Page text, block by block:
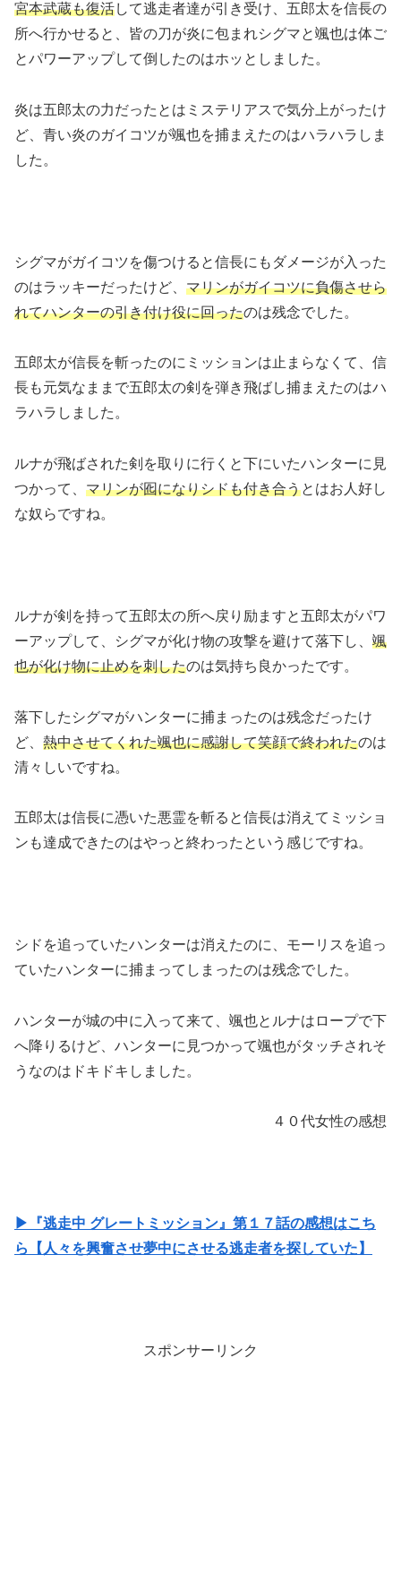
宮本武蔵も復活して逃走者達が引き受け、五郎太を信長の
所へ行かせると、皆の刀が炎に包まれシグマと颯也は体ご
とパワーアップして倒したのはホッとしました。
炎は五郎太の力だったとはミステリアスで気分上がったけ
ど、青い炎のガイコツが颯也を捕まえたのはハラハラしま
した。
シグマがガイコツを傷つけると信長にもダメージが入った
のはラッキーだったけど、 マリンがガイコツに負傷させら
れてハンターの引き付け役に回ったのは残念でした。
五郎太が信長を斬ったのにミッションは止まらなくて、信
長も元気なままで五郎太の剣を弾き飛ばし捕まえたのはハ
ラハラしました。
ルナが飛ばされた剣を取りに行くと下にいたハンターに見
つかって、 マリンが囮になりシドも付き合うとはお人好し
な奴らですね。
ルナが剣を持って五郎太の所へ戻り励ますと五郎太がパワ
ーアップして、シグマが化け物の攻撃を避けて落下し、 颯
也が化け物に止めを刺したのは気持ち良かったです。
落下したシグマがハンターに捕まったのは残念だったけ
ど、 熱中させてくれた颯也に感謝して笑顔で終われたのは
清々しいですね。
五郎太は信長に憑いた悪霊を斬ると信長は消えてミッショ
ンも達成できたのはやっと終わったという感じですね。
シドを追っていたハンターは消えたのに、モーリスを追っ
ていたハンターに捕まってしまったのは残念でした。
ハンターが城の中に入って来て、颯也とルナはロープで下
へ降りるけど、ハンターに見つかって颯也がタッチされそ
うなのはドキドキしました。
４０代女性の感想
▶『逃走中 グレートミッション』第１７話の感想はこち
ら【人々を興奮させ夢中にさせる逃走者を探していた】
スポンサーリンク